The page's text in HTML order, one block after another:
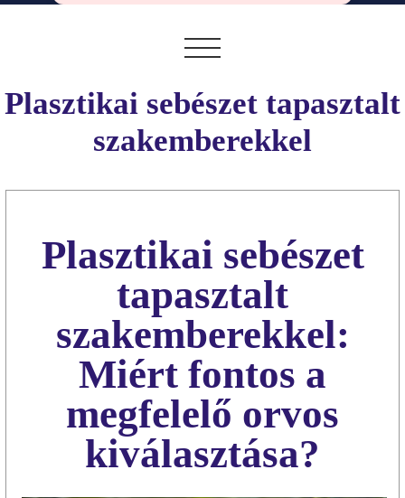
Plasztikai sebészet tapasztalt
szakemberekkel
Plasztikai sebészet
tapasztalt
szakemberekkel:
Miért fontos a
megfelelő orvos
kiválasztása?